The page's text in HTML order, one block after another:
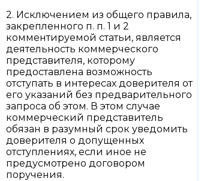
2. Исключением из общего правила,
закрепленного п. п. 1 и 2
комментируемой статьи, является
деятельность коммерческого
представителя, которому
предоставлена возможность
отступать в интересах доверителя от
его указаний без предварительного
запроса об этом. В этом случае
коммерческий представитель
обязан в разумный срок уведомить
доверителя о допущенных
отступлениях, если иное не
предусмотрено договором
поручения.